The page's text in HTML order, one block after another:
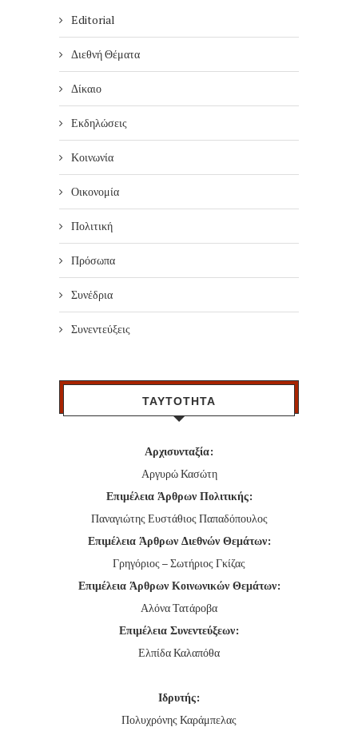
Editorial
Διεθνή Θέματα
Δίκαιο
Εκδηλώσεις
Κοινωνία
Οικονομία
Πολιτική
Πρόσωπα
Συνέδρια
Συνεντεύξεις
ΤΑΥΤΟΤΗΤΑ
Αρχισυνταξία:
Αργυρώ Κασώτη
Επιμέλεια Άρθρων Πολιτικής:
Παναγιώτης Ευστάθιος Παπαδόπουλος
Επιμέλεια Άρθρων Διεθνών Θεμάτων:
Γρηγόριος – Σωτήριος Γκίζας
Επιμέλεια Άρθρων Κοινωνικών Θεμάτων:
Αλόνα Τατάροβα
Επιμέλεια Συνεντεύξεων:
Ελπίδα Καλαπόθα
Ιδρυτής:
Πολυχρόνης Καράμπελας